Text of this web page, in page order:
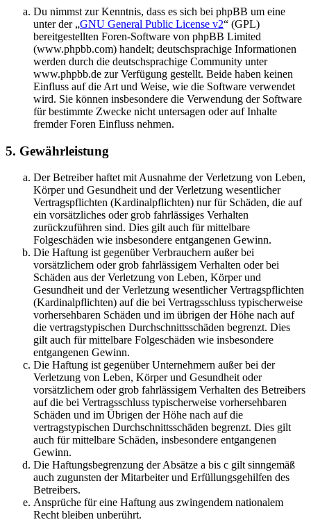
Du nimmst zur Kenntnis, dass es sich bei phpBB um eine
unter der „GNU General Public License v2“ (GPL)
bereitgestellten Foren-Software von phpBB Limited
(www.phpbb.com) handelt; deutschsprachige Informationen
werden durch die deutschsprachige Community unter
www.phpbb.de zur Verfügung gestellt. Beide haben keinen
Einfluss auf die Art und Weise, wie die Software verwendet
wird. Sie können insbesondere die Verwendung der Software
für bestimmte Zwecke nicht untersagen oder auf Inhalte
fremder Foren Einfluss nehmen.
5. Gewährleistung
Der Betreiber haftet mit Ausnahme der Verletzung von Leben,
Körper und Gesundheit und der Verletzung wesentlicher
Vertragspflichten (Kardinalpflichten) nur für Schäden, die auf
ein vorsätzliches oder grob fahrlässiges Verhalten
zurückzuführen sind. Dies gilt auch für mittelbare
Folgeschäden wie insbesondere entgangenen Gewinn.
Die Haftung ist gegenüber Verbrauchern außer bei
vorsätzlichem oder grob fahrlässigem Verhalten oder bei
Schäden aus der Verletzung von Leben, Körper und
Gesundheit und der Verletzung wesentlicher Vertragspflichten
(Kardinalpflichten) auf die bei Vertragsschluss typischerweise
vorhersehbaren Schäden und im übrigen der Höhe nach auf
die vertragstypischen Durchschnittsschäden begrenzt. Dies
gilt auch für mittelbare Folgeschäden wie insbesondere
entgangenen Gewinn.
Die Haftung ist gegenüber Unternehmern außer bei der
Verletzung von Leben, Körper und Gesundheit oder
vorsätzlichem oder grob fahrlässigem Verhalten des Betreibers
auf die bei Vertragsschluss typischerweise vorhersehbaren
Schäden und im Übrigen der Höhe nach auf die
vertragstypischen Durchschnittsschäden begrenzt. Dies gilt
auch für mittelbare Schäden, insbesondere entgangenen
Gewinn.
Die Haftungsbegrenzung der Absätze a bis c gilt sinngemäß
auch zugunsten der Mitarbeiter und Erfüllungsgehilfen des
Betreibers.
Ansprüche für eine Haftung aus zwingendem nationalem
Recht bleiben unberührt.